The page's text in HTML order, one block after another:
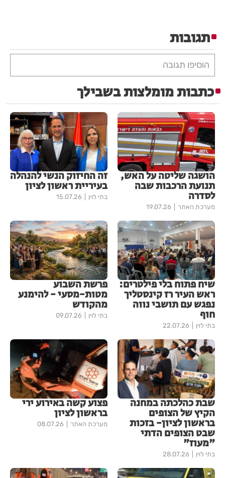
תגובות
הוסיפו תגובה
כתבות מומלצות בשבילך
הושגה שליטה על האש,
תנועת הרכבות שבה
לסדרה
מערכת האתר 19.07.26
זה החיזוק הנשי להנהלה
בעיריית ראשון לציון
בתי לוין 15.07.26
שיח פתוח בלי פילטרים:
ראש העיר רז קינסטליך
נפגש עם תושבי נווה
חוף
בתי לוין 22.07.26
פרשת השבוע
מטות-מסעי - להימנע
מהקודש
בתי לוין 09.07.26
שבת כהלכתה במחנה
הקיץ של הצופים
בראשון לציון- בזכות
שבט הצופים הדתי
"מעוז"
בתי לוין 28.07.26
פצוע קשה באירוע ירי
בראשון לציון
מערכת האתר 08.07.26